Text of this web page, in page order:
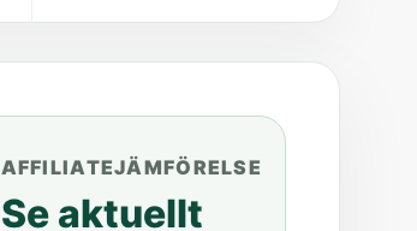
AFFILIATEJÄMFÖRELSE
Se aktuellt